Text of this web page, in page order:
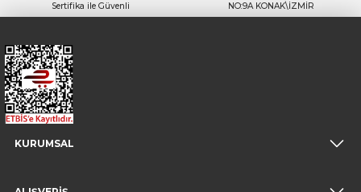
Sertifika ile Güvenli
NO:9A KONAK\İZMİR
KURUMSAL